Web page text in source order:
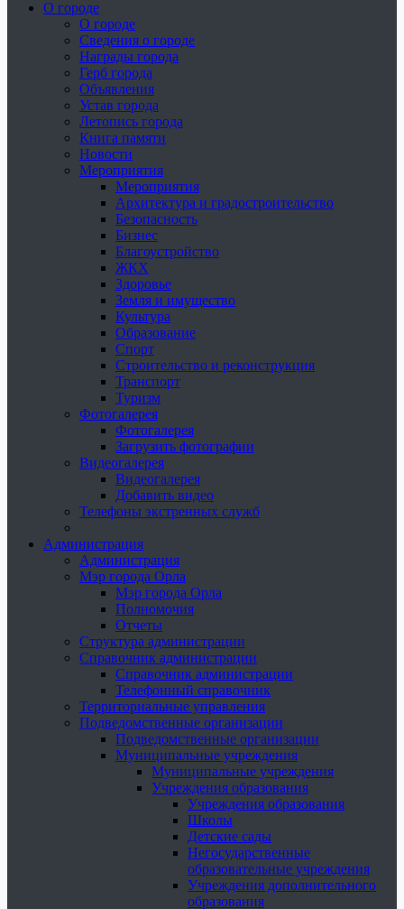
О городе
О городе
Сведения о городе
Награды города
Герб города
Объявления
Устав города
Летопись города
Книга памяти
Новости
Мероприятия
Мероприятия
Архитектура и градостроительство
Безопасность
Бизнес
Благоустройство
ЖКХ
Здоровье
Земля и имущество
Культура
Образование
Спорт
Строительство и реконструкция
Транспорт
Туризм
Фотогалерея
Фотогалерея
Загрузить фотографии
Видеогалерея
Видеогалерея
Добавить видео
Телефоны экстренных служб
Администрация
Администрация
Мэр города Орла
Мэр города Орла
Полномочия
Отчеты
Структура администрации
Справочник администрации
Справочник администрации
Телефонный справочник
Территориальные управления
Подведомственные организации
Подведомственные организации
Муниципальные учреждения
Муниципальные учреждения
Учреждения образования
Учреждения образования
Школы
Детские сады
Негосударственные
образовательные учреждения
Учреждения дополнительного
образования